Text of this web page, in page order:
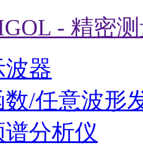
- 精密
器
/任意波形
分析仪